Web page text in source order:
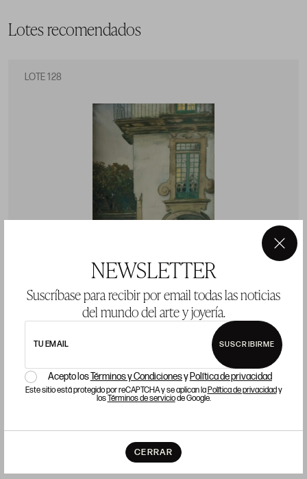
NEWSLETTER
Suscríbase para recibir por email todas las noticias
del mundo del arte y joyería.
TU EMAIL SUSCRIBIRME
Acepto losTérminos y Condicionesy Política de privacidad
Este sitio está protegido por reCAPTCHA y se aplican laPolítica de privacidady
losTérminos de serviciode Google.
CERRAR
×
Lotes recomendados
LOTE 128
Pontevedra (1885 / 1978)
"Casa barroca, Pontevedra"